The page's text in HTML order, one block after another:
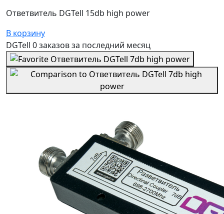
Ответвитель DGTell 15db high power
В корзину
DGTell 0 заказовза последний месяц